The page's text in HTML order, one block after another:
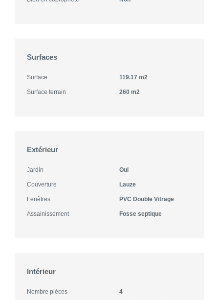
Surfaces
Surface 119.17 m2
Surface terrain 260 m2
Extérieur
Jardin Oui
Couverture Lauze
Fenêtres PVC Double Vitrage
Assainissement Fosse septique
Intérieur
Nombre pièces 4